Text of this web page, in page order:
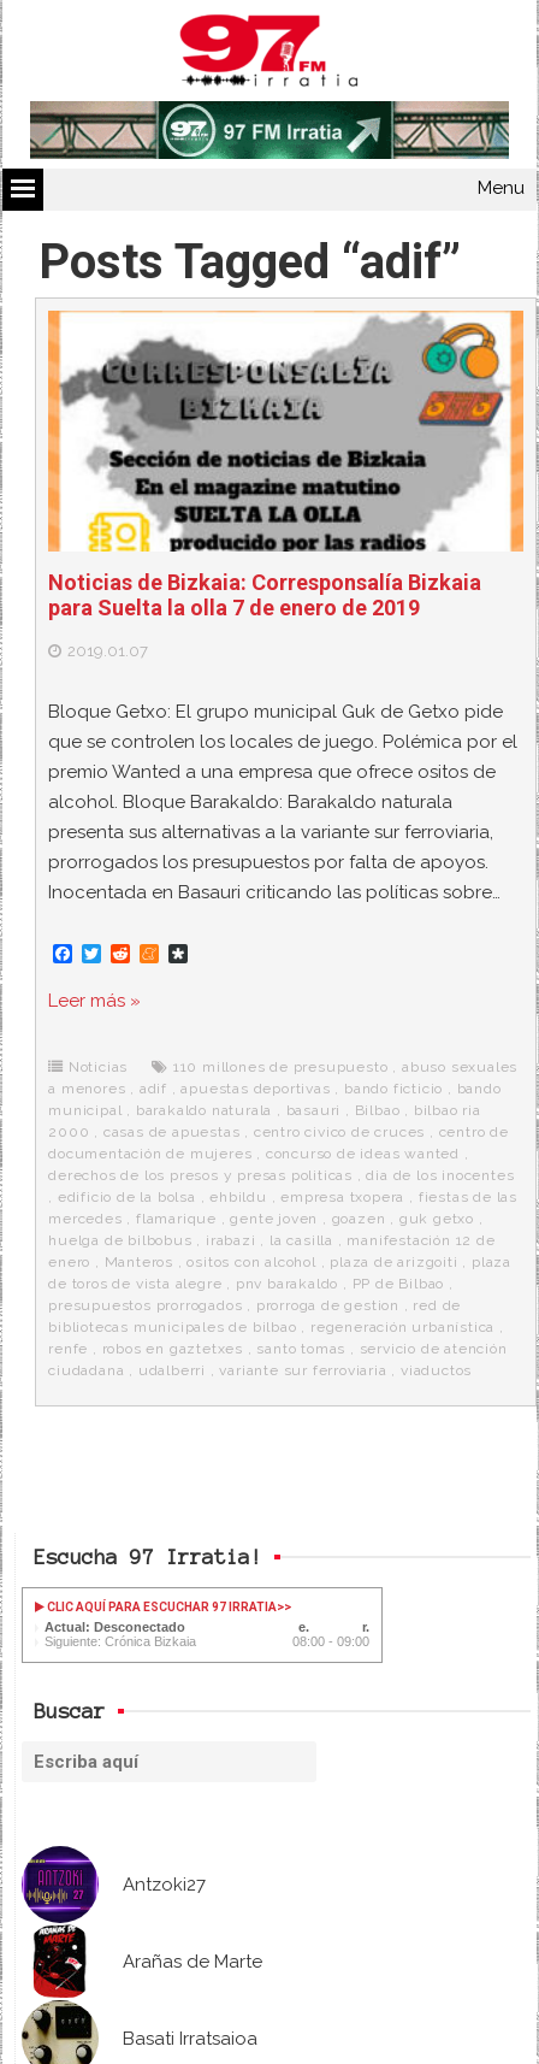
Menu
Posts Tagged “adif”
Noticias de Bizkaia: Corresponsalía Bizkaia
para Suelta la olla 7 de enero de 2019
2019.01.07
Bloque Getxo: El grupo municipal Guk de Getxo pide
que se controlen los locales de juego. Polémica por el
premio Wanted a una empresa que ofrece ositos de
alcohol. Bloque Barakaldo: Barakaldo naturala
presenta sus alternativas a la variante sur ferroviaria,
prorrogados los presupuestos por falta de apoyos.
Inocentada en Basauri criticando las políticas sobre…
F
c
e
o
k
T
i
t
r
R
d
M
e
r
a
Leer más »
Noticias 110 millones de presupuesto , abuso sexuales
a menores , adif ,apuestas deportivas , bando ficticio , bando
municipal , barakaldo naturala , basauri , Bilbao , bilbao ria
2000 , casas de apuestas , centro civico de cruces , centro de
documentación de mujeres , concurso de ideas wanted ,
derechos de los presos y presas politicas ,dia de los inocentes
, edificio de la bolsa ,ehbildu ,empresa txopera , fiestas de las
mercedes ,flamarique ,gente joven , goazen , guk getxo ,
huelga de bilbobus , irabazi , la casilla , manifestación 12 de
enero , Manteros ,ositos con alcohol , plaza de arizgoiti , plaza
de toros de vista alegre , pnv barakaldo , PP de Bilbao ,
presupuestos prorrogados , prorroga de gestion , red de
bibliotecas municipales de bilbao , regeneración urbanística ,
renfe , robos en gaztetxes , santo tomas , servicio de atención
ciudadana , udalberri ,variante sur ferroviaria ,viaductos
Escucha 97 Irratia!
CLIC AQUÍ PARA ESCUCHAR 97 IRRATIA>>
Actual: Desconectado
Siguiente: Crónica Bizkaia
08:00 - 09:00
Buscar
Antzoki27
Arañas de Marte
Basati Irratsaioa